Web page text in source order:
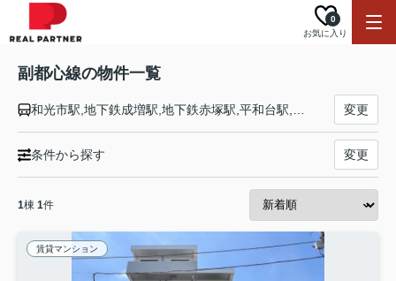
お気に入り
0
副都心線の物件一覧
変更
条件から探す 変更
1棟 1件
賃貸マンション